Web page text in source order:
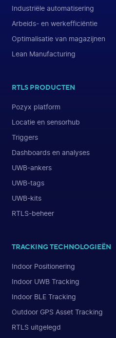
Industriële automatisering
Arbeids- en werkefficiëntie
Optimalisatie van magazijnen
Lean Manufacturing
RTLS PRODUCTEN
Pozyx platform
Locatie en sensorhub
Triggers
Dashboards en analyses
UWB-ankers
UWB-tags
UWB-kits
RTLS-beheer
TRACKING TECHNOLOGIEËN
Indoor Positionering
Indoor UWB Tracking
Indoor BLE Tracking
Outdoor GPS Asset Tracking
RTLS uitgelegd